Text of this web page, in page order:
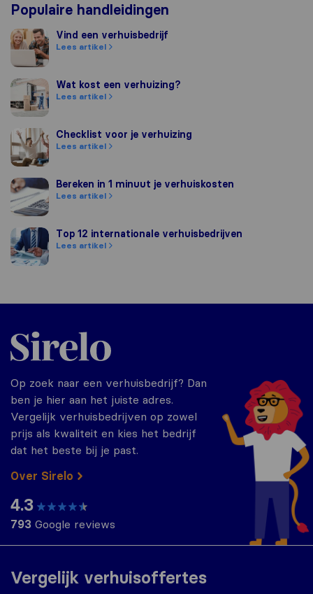
Populaire handleidingen
Vind een verhuisbedrijf
Vind een verhuisbedrijf
Lees artikel
Wat kost een verhuizing?
Wat kost een verhuizing?
Lees artikel
Checklist voor je verhuizing
Checklist voor je verhuizing
Lees artikel
Bereken in 1 minuut je verhuiskosten
Bereken in 1 minuut je verhuiskosten
Lees artikel
Top 12 internationale verhuisbedrijven
Top 12 internationale verhuisbedrijven
Lees artikel
Vergelijk verhuisoffertes
Sirelo.nl
Op zoek naar een verhuisbedrijf? Dan
ben je hier aan het juiste adres.
Vergelijk verhuisbedrijven op zowel
prijs als kwaliteit en kies het bedrijf
dat het beste bij je past.
Over Sirelo
4.3
793 Google reviews